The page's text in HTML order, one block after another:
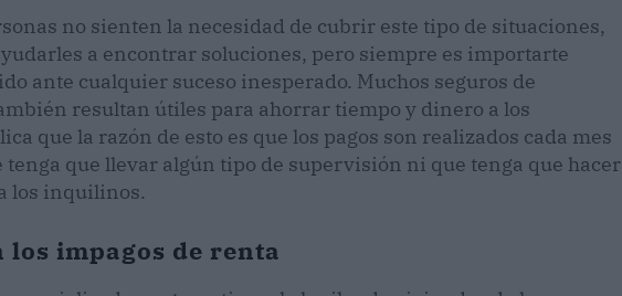
no sienten la necesidad de cubrir este tipo de situaciones,
a encontrar soluciones, pero siempre es importarte
ante cualquier suceso inesperado. Muchos seguros de
resultan útiles para ahorrar tiempo y dinero a los
que la razón de esto es que los pagos son realizados cada mes
que llevar algún tipo de supervisión ni que tenga que hacer
los inquilinos.
impagos de renta